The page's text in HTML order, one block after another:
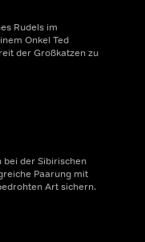
Rudels im
Onkel Ted
der Großkatzen zu
bei der Sibirischen
Paarung mit
Art sichern.